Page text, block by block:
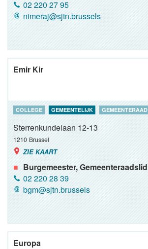
02 220 27 95
nimeraj@sjtn.brussels
Emir Kir
COLLEGE GEMEENTELIJK GEMEENTERAAD
Sterrenkundelaan 12-13
1210 Brussel
ZIE KAART
Burgemeester, Gemeenteraadslid
02 220 28 39
bgm@sjtn.brussels
Europa